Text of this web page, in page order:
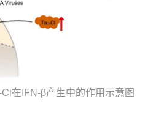
Cl在IFN-β产生中的作用示意图